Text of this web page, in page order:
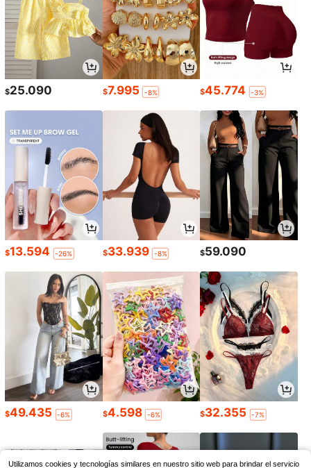
$25.090 $7.995 -8% $45.774 -3%
$13.594 -26% $33.939 -8% $59.090
$49.435 -6% $4.598 -6% $32.355 -7%
Utilizamos cookies y tecnologías similares en nuestro sitio web para brindar el servicio